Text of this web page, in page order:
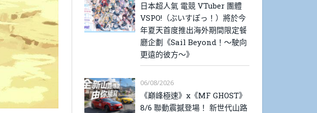
日本超人氣 電競 VTuber 團體
VSPO!（ぶいすぽっ！）將於今
年夏天首度推出海外期間限定餐
廳企劃《Sail Beyond！～駛向
更遠的彼方～》
06/08/2026
《巔峰極速》x《MF GHOST》
8/6 聯動震撼登場！ 新世代山路